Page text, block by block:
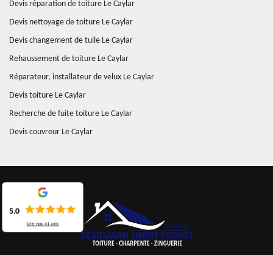
Devis réparation de toiture Le Caylar
Devis nettoyage de toiture Le Caylar
Devis changement de tuile Le Caylar
Rehaussement de toiture Le Caylar
Réparateur, installateur de velux Le Caylar
Devis toiture Le Caylar
Recherche de fuite toiture Le Caylar
Devis couvreur Le Caylar
5.0
Lire nos 41 avis